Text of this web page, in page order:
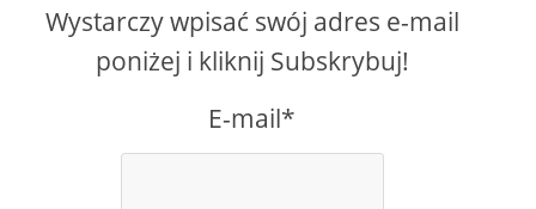
Wystarczy wpisać swój adres e-mail
poniżej i kliknij Subskrybuj!
E-mail*